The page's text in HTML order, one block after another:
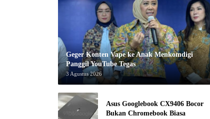
Geger Konten Vape ke Anak Menkomdigi
Panggil YouTube Tegas
3 Agustus 2026
Asus Googlebook CX9406 Bocor
Bukan Chromebook Biasa